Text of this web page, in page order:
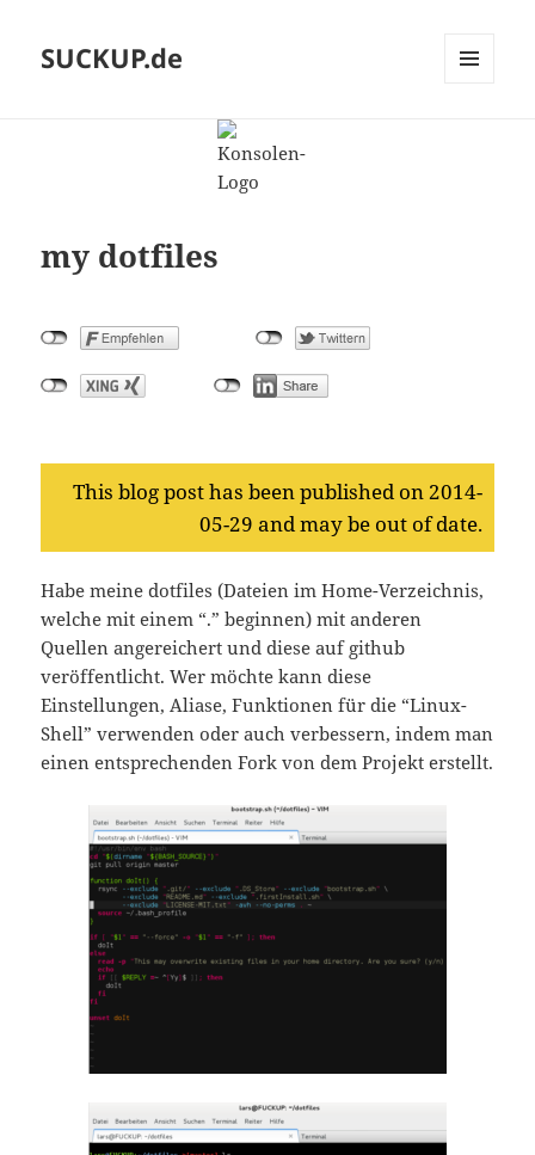
SUCKUP.de
my dotfiles
This blog post has been published on 2014-
05-29 and may be out of date.
Habe meine dotfiles (Dateien im Home-Verzeichnis,
welche mit einem “.” beginnen) mit anderen
Quellen angereichert und diese auf github
veröffentlicht. Wer möchte kann diese
Einstellungen, Aliase, Funktionen für die “Linux-
Shell” verwenden oder auch verbessern, indem man
einen entsprechenden Fork von dem Projekt erstellt.